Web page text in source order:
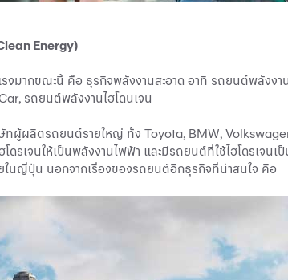
Energy)
งมากขณะนี้ คือ ธุรกิจพลังงานสะอาด อาทิ รถยนต์พลังง
รถยนต์พลังงานไฮโดนเจน
ษัทผู้ผลิตรถยนต์รายใหญ่ ทั้ง Toyota, BMW,
โดรเจนให้เป็นพลังงานไฟฟ้า และมีรถยนต์ที่ใช้ไฮโดรเ
นญี่ปุ่น นอกจากเรื่องของรถยนต์อีกธุรกิจที่น่าสนใจ คือ